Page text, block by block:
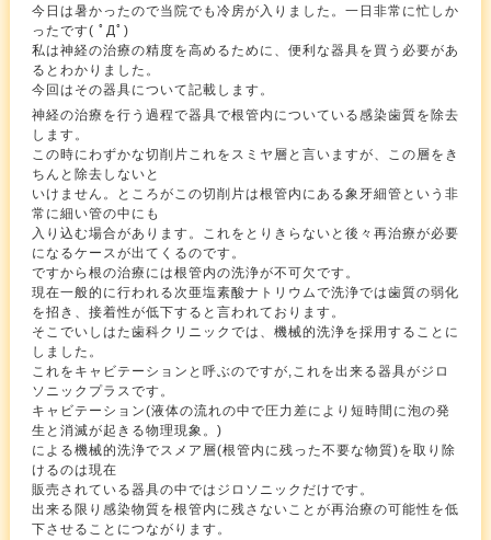
今日は暑かったので当院でも冷房が入りました。一日非常に忙しか
ったです( ﾟДﾟ)
私は神経の治療の精度を高めるために、便利な器具を買う必要があ
るとわかりました。
今回はその器具について記載します。
神経の治療を行う過程で器具で根管内についている感染歯質を除去
します。
この時にわずかな切削片これをスミヤ層と言いますが、この層をき
ちんと除去しないと
いけません。ところがこの切削片は根管内にある象牙細管という非
常に細い管の中にも
入り込む場合があります。これをとりきらないと後々再治療が必要
になるケースが出てくるのです。
ですから根の治療には根管内の洗浄が不可欠です。
現在一般的に行われる次亜塩素酸ナトリウムで洗浄では歯質の弱化
を招き、接着性が低下すると言われております。
そこでいしはた歯科クリニックでは、機械的洗浄を採用することに
しました。
これをキャビテーションと呼ぶのですが,これを出来る器具がジロ
ソニックプラスです。
キャビテーション(液体の流れの中で圧力差により短時間に泡の発
生と消滅が起きる物理現象。)
による機械的洗浄でスメア層(根管内に残った不要な物質)を取り除
けるのは現在
販売されている器具の中ではジロソニックだけです。
出来る限り感染物質を根管内に残さないことが再治療の可能性を低
下させることにつながります。